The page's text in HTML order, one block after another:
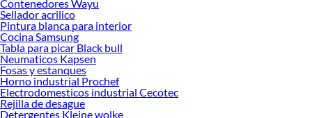
Contenedores Wayu
Sellador acrilico
Pintura blanca para interior
Cocina Samsung
Tabla para picar Black bull
Neumaticos Kapsen
Fosas y estanques
Horno industrial Prochef
Electrodomesticos industrial Cecotec
Rejilla de desague
Detergentes Kleine wolke